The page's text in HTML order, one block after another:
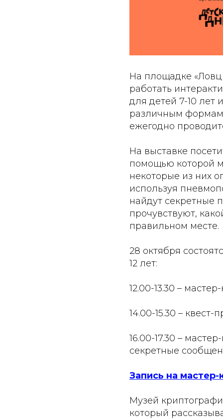
На площадке
работать
для детей 7-10 лет
различным
ежегодно
На выставке
помощью которой
некоторые из них
используя
найдут секретные
прочувствуют,
правильном месте.
28 октября
12 лет:
12.00-13.30 –
14.00-15.30 –
16.00-17.30 –
секретные
Запись на мастер-
Музей
который